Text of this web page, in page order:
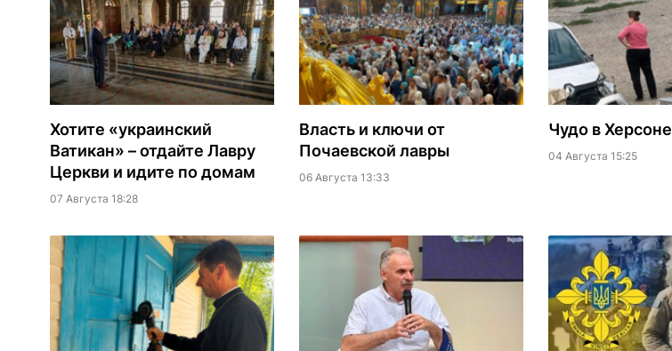
Хотите «украинский
Ватикан» – отдайте Лавру
Церкви и идите по домам
07 Августа 18:28
Власть и ключи от
Почаевской лавры
06 Августа 13:33
Чудо в Херсоне
04 Августа 15:25